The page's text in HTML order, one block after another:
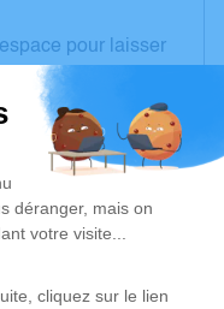
pour laisser
souvenirs,
à travers des
est un lieu
de Tristan